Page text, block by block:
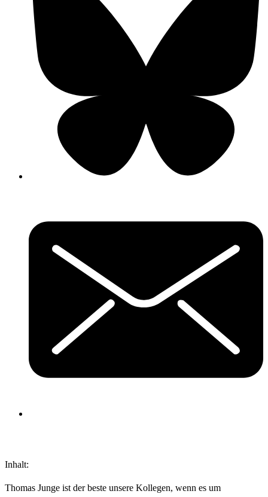
Inhalt:
Thomas Junge ist der beste unsere Kollegen, wenn es um